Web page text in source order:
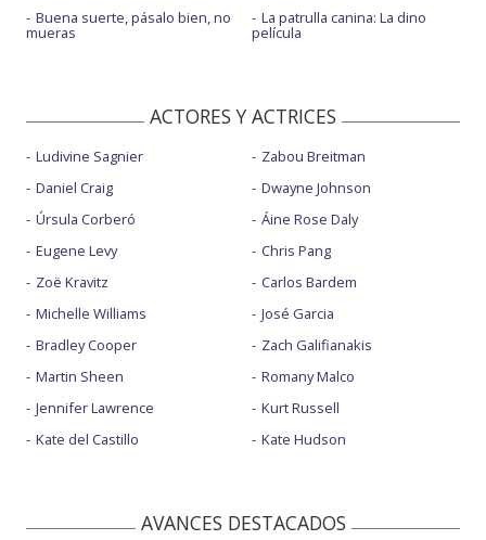
Buena suerte, pásalo bien, no
mueras
La patrulla canina: La dino
película
ACTORES Y ACTRICES
Ludivine Sagnier
Daniel Craig
Úrsula Corberó
Eugene Levy
Zoë Kravitz
Michelle Williams
Bradley Cooper
Martin Sheen
Jennifer Lawrence
Kate del Castillo
Zabou Breitman
Dwayne Johnson
Áine Rose Daly
Chris Pang
Carlos Bardem
José Garcia
Zach Galifianakis
Romany Malco
Kurt Russell
Kate Hudson
AVANCES DESTACADOS